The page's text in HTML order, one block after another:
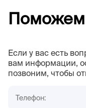
Поможем
Если у вас есть
вам информации,
позвоним, чтобы